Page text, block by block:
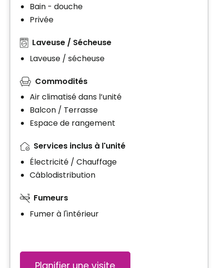
Bain - douche
Privée
Laveuse / Sécheuse
Laveuse / sécheuse
Commodités
Air climatisé dans l’unité
Balcon / Terrasse
Espace de rangement
Services inclus à l'unité
Électricité / Chauffage
Câblodistribution
Fumeurs
Fumer à l'intérieur